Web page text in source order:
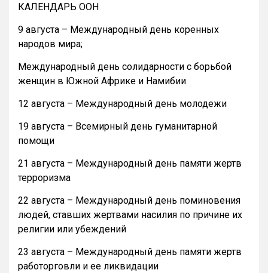
КАЛЕНДАРЬ ООН
9 августа – Международный день коренных
народов мира;
Международный день солидарности с борьбой
женщин в Южной Африке и Намибии
12 августа – Международный день молодежи
19 августа – Всемирный день гуманитарной
помощи
21 августа – Международный день памяти жертв
терроризма
22 августа – Международный день поминовения
людей, ставших жертвами насилия по причине их
религии или убеждений
23 августа – Международный день памяти жертв
работорговли и ее ликвидации